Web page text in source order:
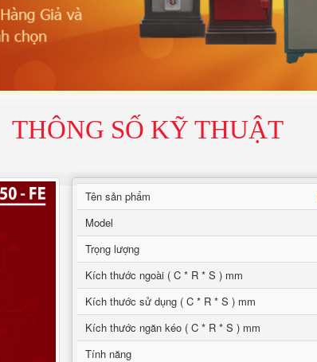
THÔNG SỐ KỸ THUẬT
Tên sản phẩm
Model
Trọng lượng
Kích thước ngoài ( C * R * S ) mm
Kích thước sử dụng ( C * R * S ) mm
Kích thước ngăn kéo ( C * R * S ) mm
Tính năng